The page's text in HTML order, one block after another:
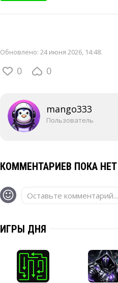
Обновлено: 24 июня 2026, 14:48.
0 0
mango333
Пользователь
КОММЕНТАРИЕВ ПОКА НЕТ
Оставьте комментарий...
ИГРЫ ДНЯ